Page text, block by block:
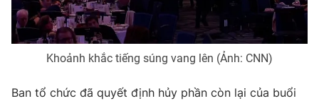
Khoảnh khắc tiếng súng vang lên (Ảnh: CNN)
Ban tổ chức đã quyết định hủy phần còn lại của buổi